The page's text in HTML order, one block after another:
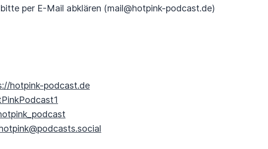
per E-Mail abklären (mail@hotpink-podcast.de)
hotpink-podcast.de